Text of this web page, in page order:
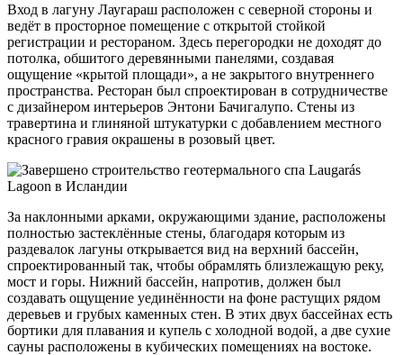
Вход в лагуну Лаугараш расположен с северной стороны и
ведёт в просторное помещение с открытой стойкой
регистрации и рестораном. Здесь перегородки не доходят до
потолка, обшитого деревянными панелями, создавая
ощущение «крытой площади», а не закрытого внутреннего
пространства. Ресторан был спроектирован в сотрудничестве
с дизайнером интерьеров Энтони Бачигалупо. Стены из
травертина и глиняной штукатурки с добавлением местного
красного гравия окрашены в розовый цвет.
За наклонными арками, окружающими здание, расположены
полностью застеклённые стены, благодаря которым из
раздевалок лагуны открывается вид на верхний бассейн,
спроектированный так, чтобы обрамлять близлежащую реку,
мост и горы. Нижний бассейн, напротив, должен был
создавать ощущение уединённости на фоне растущих рядом
деревьев и грубых каменных стен. В этих двух бассейнах есть
бортики для плавания и купель с холодной водой, а две сухие
сауны расположены в кубических помещениях на востоке.